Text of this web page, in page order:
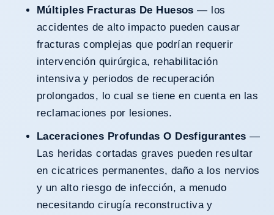
Múltiples Fracturas De Huesos — los
accidentes de alto impacto pueden causar
fracturas complejas que podrían requerir
intervención quirúrgica, rehabilitación
intensiva y periodos de recuperación
prolongados, lo cual se tiene en cuenta en las
reclamaciones por lesiones.
Laceraciones Profundas O Desfigurantes —
Las heridas cortadas graves pueden resultar
en cicatrices permanentes, daño a los nervios
y un alto riesgo de infección, a menudo
necesitando cirugía reconstructiva y